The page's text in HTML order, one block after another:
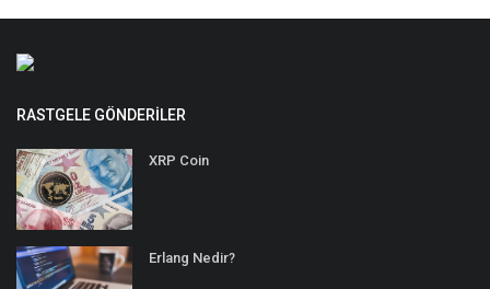
RASTGELE GÖNDERILER
XRP Coin
Erlang Nedir?